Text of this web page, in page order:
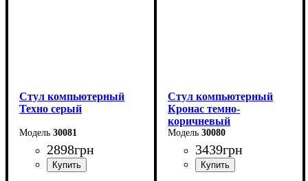
Стул компьютерный
Техно серый
30081
2898грн
Стул компьютерный
Кронас темно-
коричневый
30080
3439грн